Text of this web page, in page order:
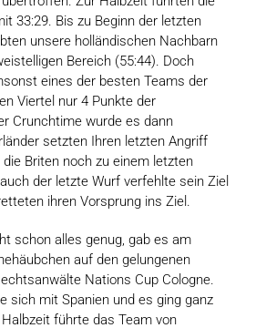
33:29. Bis zu Beginn der letzten
unsere holländischen Nachbarn
Bereich (55:44). Doch
eines der besten Teams der
Viertel nur 4 Punkte der
Crunchtime wurde es dann
setzten Ihren letzten Angriff
Briten noch zu einem letzten
der letzte Wurf verfehlte sein Ziel
ihren Vorsprung ins Ziel.
schon alles genug, gab es am
auf den gelungenen
Nations Cup Cologne.
sich mit Spanien und es ging ganz
führte das Team von